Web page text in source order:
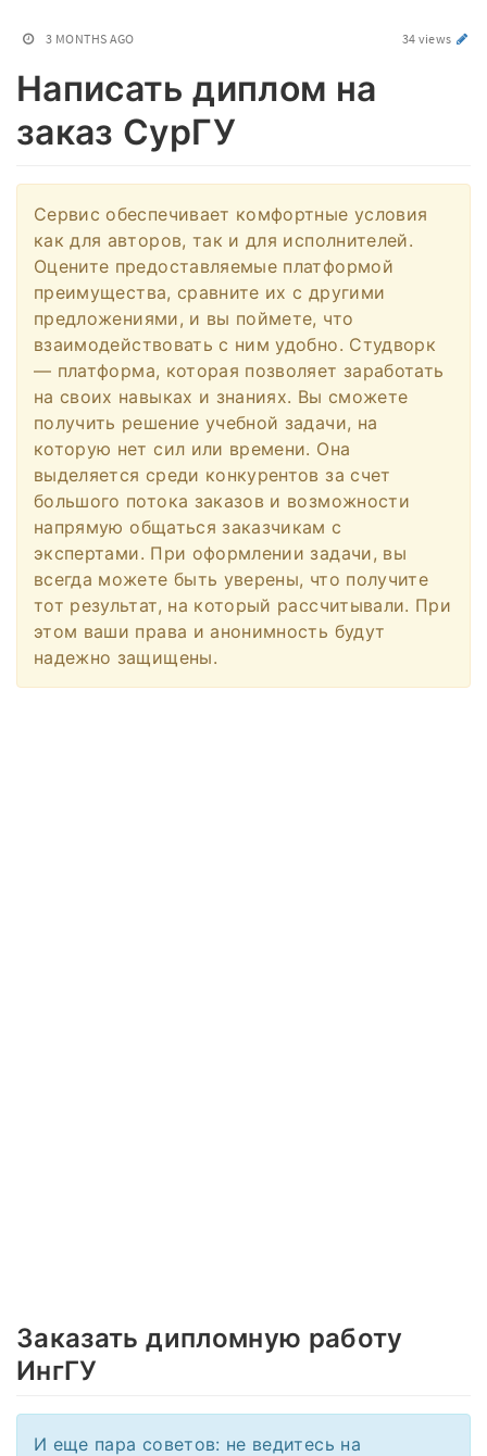
3 MONTHS AGO 34 views
Написать диплом на
заказ СурГУ
Сервис обеспечивает комфортные условия
как для авторов, так и для исполнителей.
Оцените предоставляемые платформой
преимущества, сравните их с другими
предложениями, и вы поймете, что
взаимодействовать с ним удобно. Студворк
— платформа, которая позволяет заработать
на своих навыках и знаниях. Вы сможете
получить решение учебной задачи, на
которую нет сил или времени. Она
выделяется среди конкурентов за счет
большого потока заказов и возможности
напрямую общаться заказчикам с
экспертами. При оформлении задачи, вы
всегда можете быть уверены, что получите
тот результат, на который рассчитывали. При
этом ваши права и анонимность будут
надежно защищены.
Заказать дипломную работу
ИнгГУ
И еще пара советов: не ведитесь на